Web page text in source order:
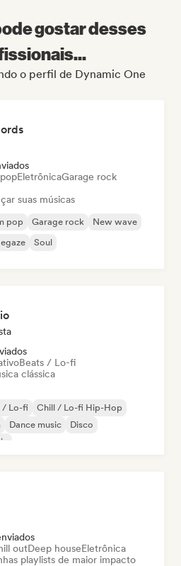
gostar desses
o perfil de Dynamic One
EletrônicaGarage rock
suas músicas
pop Garage rock
New wave
Soul
Beats / Lo-fi
clássica
/ Lo-fi
Chill / Lo-fi Hip-Hop
Dance music
Disco
outDeep houseEletrônica
playlists de maior impacto